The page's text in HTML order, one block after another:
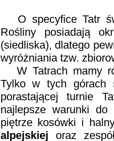
O specyfice Tatr
Rośliny posiadają
(siedliska), dlatego
wyróżniania tzw.
W Tatrach mamy
Tylko w tych górach
porastającej turnie
najlepsze warunki
piętrze kosówki i
alpejskiej oraz